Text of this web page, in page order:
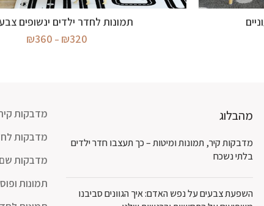
בחר אפשרויות
תמונות לחדר ילדים ינשופים
₪320
–
₪360
טווח
מהבלוג
מדבקות קיר, תמונות ומיטות – כך תעצבו חדר ילדים
בלתי נשכח
השפעת צבעים על נפש האדם: איך הגוונים סביבנו
מדבקות
מדבקות
מדבקות שם
תמונות